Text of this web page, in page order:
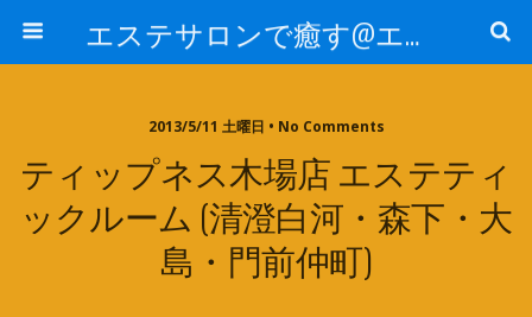
エステサロンで癒す@エステ～全国エステ情報
2013/5/11 土曜日 • No Comments
ティップネス木場店 エステティ
ックルーム (清澄白河・森下・大
島・門前仲町)